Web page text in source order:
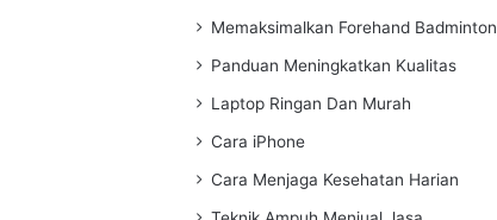
Memaksimalkan Forehand Badminton
Panduan Meningkatkan Kualitas
Laptop Ringan Dan Murah
Cara iPhone
Cara Menjaga Kesehatan Harian